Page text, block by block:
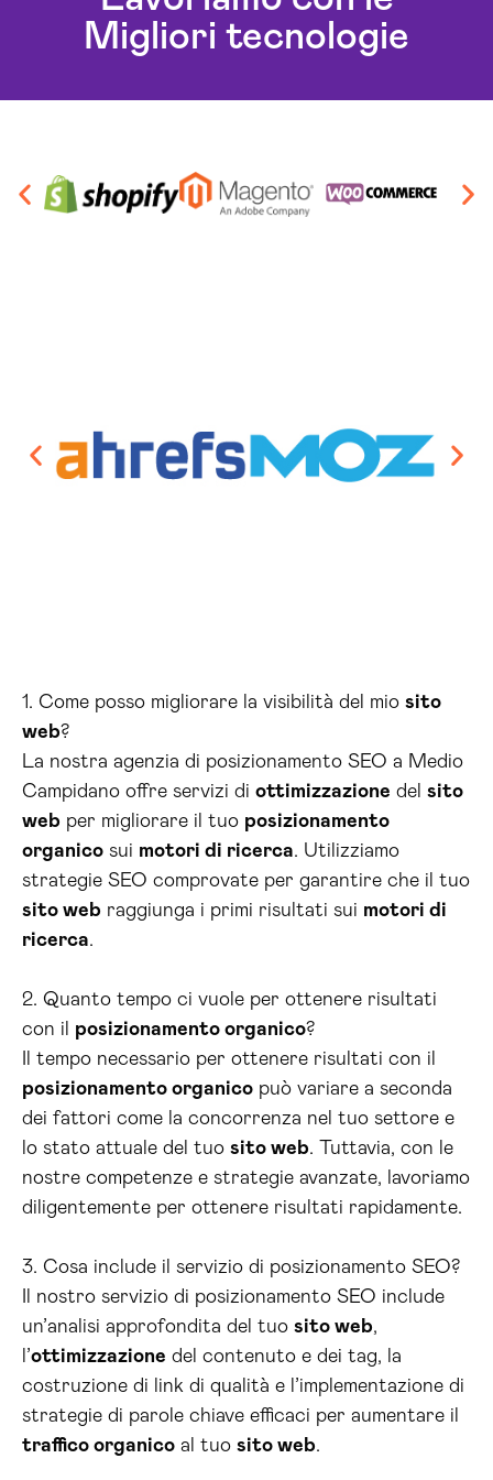
Migliori tecnologie
1. Come posso migliorare la visibilità del mio sito
web?
La nostra agenzia di posizionamento SEO a Medio
Campidano offre servizi di ottimizzazione del sito
web per migliorare il tuo posizionamento
organico sui motori di ricerca. Utilizziamo
strategie SEO comprovate per garantire che il tuo
sito web raggiunga i primi risultati sui motori di
ricerca.
2. Quanto tempo ci vuole per ottenere risultati
con il posizionamento organico?
Il tempo necessario per ottenere risultati con il
posizionamento organico può variare a seconda
dei fattori come la concorrenza nel tuo settore e
lo stato attuale del tuo sito web. Tuttavia, con le
nostre competenze e strategie avanzate, lavoriamo
diligentemente per ottenere risultati rapidamente.
3. Cosa include il servizio di posizionamento SEO?
Il nostro servizio di posizionamento SEO include
un’analisi approfondita del tuo sito web,
l’ottimizzazione del contenuto e dei tag, la
costruzione di link di qualità e l’implementazione di
strategie di parole chiave efficaci per aumentare il
traffico organico al tuo sito web.